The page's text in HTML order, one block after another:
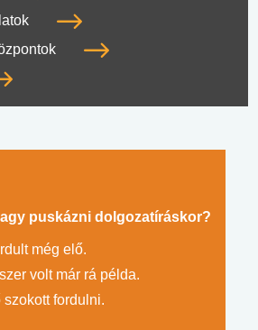
puskázni dolgozatíráskor?
még elő.
volt már rá példa.
fordulni.